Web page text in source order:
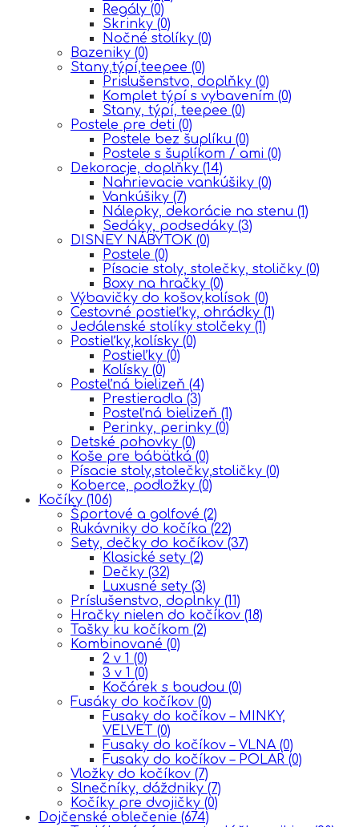
Regály (0)
Skrinky (0)
Nočné stolíky (0)
Bazeniky (0)
Stany,týpí,teepee (0)
Prislušenstvo, doplňky (0)
Komplet týpí s vybavením (0)
Stany, týpí, teepee (0)
Postele pre deti (0)
Postele bez šuplíku (0)
Postele s šuplíkom / ami (0)
Dekoracje, doplňky (14)
Nahrievacie vankúšiky (0)
Vankúšiky (7)
Nálepky, dekorácie na stenu (1)
Sedáky, podsedáky (3)
DISNEY NÁBYTOK (0)
Postele (0)
Písacie stoly, stolečky, stoličky (0)
Boxy na hračky (0)
Výbavičky do košov,kolísok (0)
Cestovné postieľky, ohrádky (1)
Jedálenské stolíky stolčeky (1)
Postieľky,kolísky (0)
Postieľky (0)
Kolísky (0)
Posteľná bielizeň (4)
Prestieradla (3)
Posteľná bielizeň (1)
Perinky, perinky (0)
Detské pohovky (0)
Koše pre bábätká (0)
Písacie stoly,stolečky,stoličky (0)
Koberce, podložky (0)
Kočíky (106)
Športové a golfové (2)
Rukávniky do kočíka (22)
Sety, dečky do kočíkov (37)
Klasické sety (2)
Dečky (32)
Luxusné sety (3)
Príslušenstvo, doplnky (11)
Hračky nielen do kočíkov (18)
Tašky ku kočíkom (2)
Kombinované (0)
2 v 1 (0)
3 v 1 (0)
Kočárek s boudou (0)
Fusáky do kočíkov (0)
Fusaky do kočíkov – MINKY,
VELVET (0)
Fusaky do kočíkov – VLNA (0)
Fusaky do kočíkov – POLAR (0)
Vložky do kočíkov (7)
Slnečníky, dáždniky (7)
Kočíky pre dvojičky (0)
Dojčenské oblečenie (674)